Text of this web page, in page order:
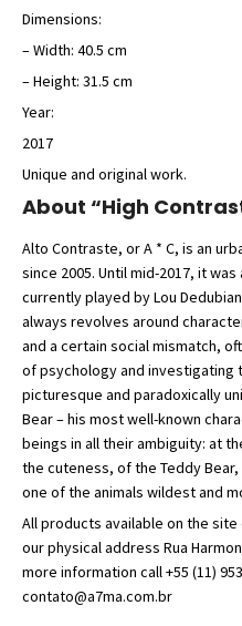
Dimensions:
– Width: 40.5 cm
– Height: 31.5 cm
Year:
2017
Unique and original work.
About “High
Alto Contraste, or A * C, is an
since 2005. Until mid-2017, it
currently played by Lou
always revolves around
and a certain social mismatch,
of psychology and investigating
picturesque and paradoxically
Bear – his most well-known
beings in all their ambiguity: at
the cuteness, of the Teddy
one of the animals wildest and
All products available on the
our physical address Rua
more information call +55 (11)
contato@a7ma.com.br